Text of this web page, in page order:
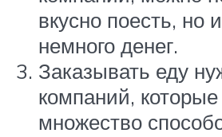
вкусно поесть, но
немного денег.
Заказывать еду
компаний,
множество